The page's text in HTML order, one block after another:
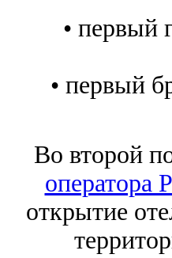
• первый
• первый
Во второй
оператора
открытие